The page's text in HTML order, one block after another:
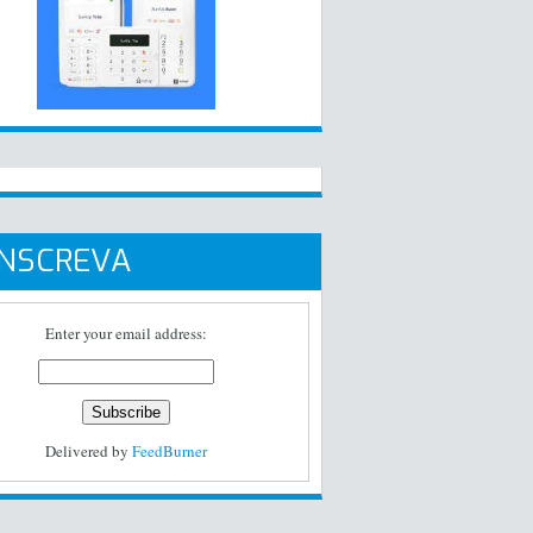
Enter your email address:
Delivered by FeedBurner